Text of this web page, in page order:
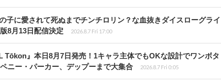
子に愛されて死ぬまでチンチロリン？な血抜きダイスローグライ
8月13日配信決定
2026.8.7 Fri 17:00
Tōkon』本日8月7日発売！1キャラ主体でもOKな設計でワンボタ
ニー・パーカー、デップーまで大集合
2026.8.7 Fri 0:05